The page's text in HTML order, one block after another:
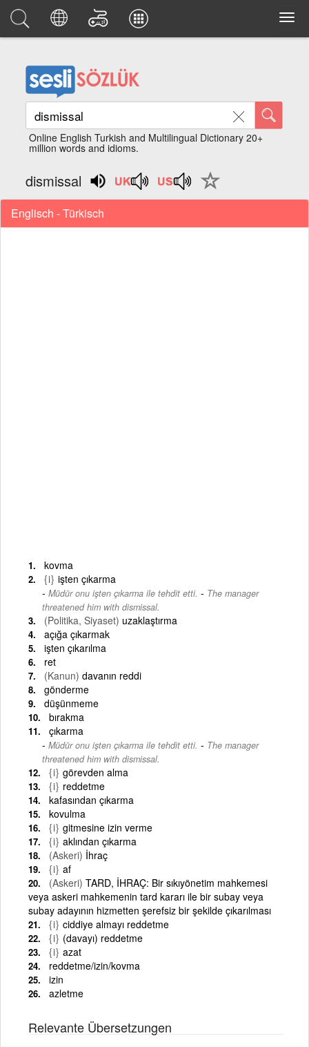
Online English Turkish and Multilingual Dictionary 20+
million words and idioms.
dismissal
Englisch - Türkisch
kovma
{i} işten çıkarma
Müdür onu işten çıkarma ile tehdit etti. - The manager
threatened him with dismissal.
(Politika, Siyaset) uzaklaştırma
açığa çıkarmak
işten çıkarılma
ret
(Kanun) davanın reddi
gönderme
düşünmeme
bırakma
çıkarma
Müdür onu işten çıkarma ile tehdit etti. - The manager
threatened him with dismissal.
{i} görevden alma
{i} reddetme
kafasından çıkarma
kovulma
{i} gitmesine izin verme
{i} aklından çıkarma
(Askeri) İhraç
{i} af
(Askeri) TARD, İHRAÇ: Bir sıkıyönetim mahkemesi
veya askeri mahkemenin tard kararı ile bir subay veya
subay adayının hizmetten şerefsiz bir şekilde çıkarılması
{i} ciddiye almayı reddetme
{i} (davayı) reddetme
{i} azat
reddetme/izin/kovma
izin
azletme
Relevante Übersetzungen